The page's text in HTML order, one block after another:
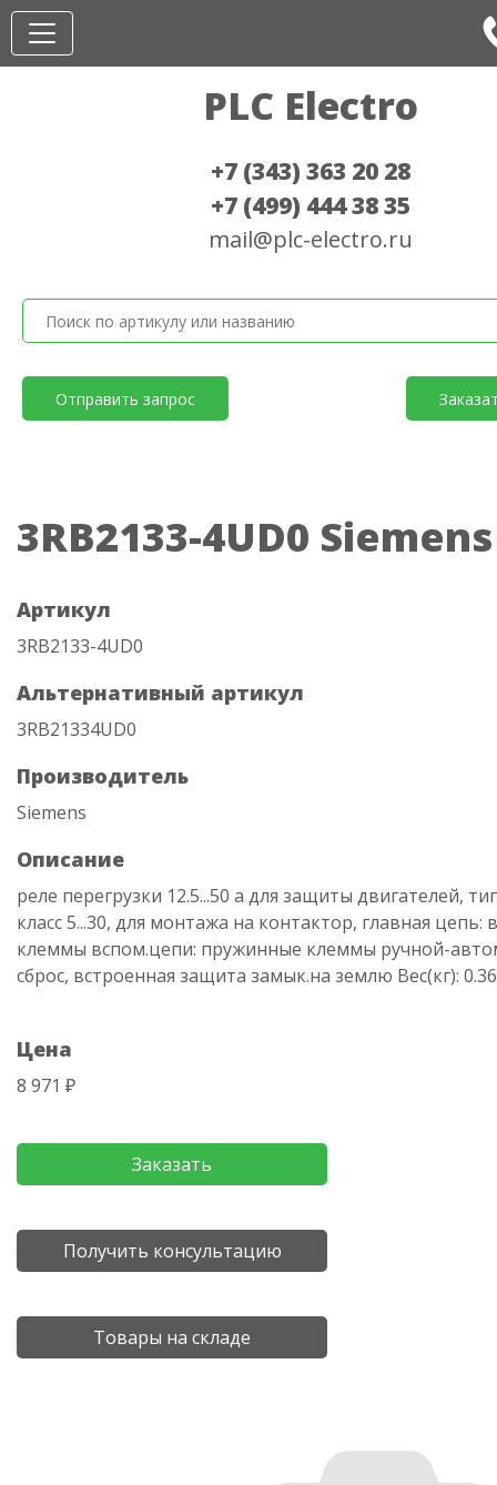
PLC Electro
+7 (343) 363 20 28
+7 (499) 444 38 35
mail@plc-electro.ru
Отправить запрос
3RB2133-4UD0 Siemens
Артикул
3RB2133-4UD0
Альтернативный артикул
3RB21334UD0
Производитель
Siemens
Описание
реле перегрузки 12.5...50 a для защиты двигателей,
класс 5...30, для монтажа на контактор, главная цепь:
клеммы вспом.цепи: пружинные клеммы ручной-
сброс, встроенная защита замык.на землю Вес(кг): 0.36
Цена
8 971 ₽
Заказать
Получить консультацию
Товары на складе